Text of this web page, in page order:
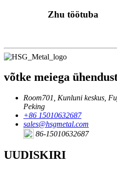
Zhu töötuba
võtke meiega
Room701, Kunluni keskus,
Peking
+86 15010632687
sales@hsgmetal.com
86-15010632687
UUDISKIRI